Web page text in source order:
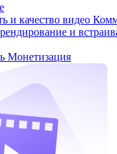
и качество видео
и
Монетизация